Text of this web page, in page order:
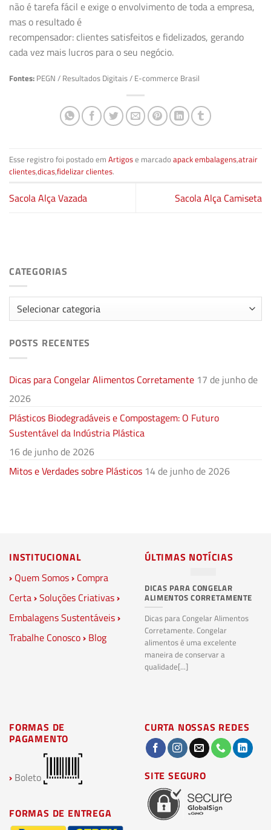
não é tarefa fácil e exige o envolvimento de toda a empresa,
mas o resultado é
recompensador: clientes satisfeitos e fidelizados, gerando
cada vez mais lucros para o seu negócio.
Fontes: PEGN / Resultados Digitais / E-commerce Brasil
Esse registro foi postado em Artigose marcadoapack embalagens,atrair
clientes,dicas,fidelizar clientes.
Sacola Alça Vazada Sacola Alça Camiseta
CATEGORIAS
Categorias
POSTS RECENTES
Dicas para Congelar Alimentos Corretamente 17 de junho de
2026
Plásticos Biodegradáveis e Compostagem: O Futuro
Sustentável da Indústria Plástica
16 de junho de 2026
Mitos e Verdades sobre Plásticos 14 de junho de 2026
INSTITUCIONAL
› Quem Somos› Compra
Certa›Soluções Criativas›
Embalagens Sustentáveis›
Trabalhe Conosco› Blog
ÚLTIMAS NOTÍCIAS
DICAS PARA CONGELAR
ALIMENTOS CORRETAMENTE
Dicas para Congelar Alimentos
Corretamente. Congelar
alimentos é uma excelente
maneira de conservar a
qualidade[...]
FORMAS DE
PAGAMENTO
› Boleto
FORMAS DE ENTREGA
CURTA NOSSAS REDES
SITE SEGURO